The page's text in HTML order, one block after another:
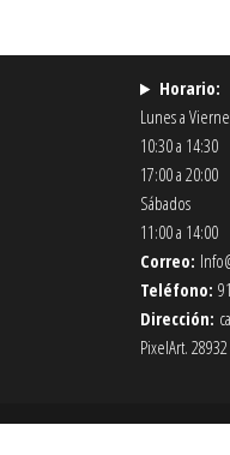
Horario:
Lunes a
10:30 a 14:30
17:00 a 20:00
Sábados
11:00 a 14:00
Correo:
Teléfono:
Dirección:
PixelArt.